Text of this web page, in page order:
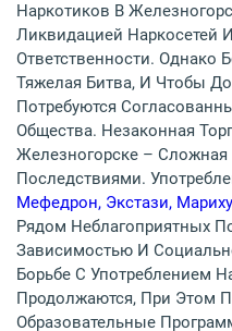
Наркотиков В
Ликвидацией Наркосетей
Ответственности. Однако
Тяжелая Битва, И Чтобы
Потребуются
Общества. Незаконная
Железногорске –
Последствиями.
Мефедрон, Экстази,
Рядом Неблагоприятных
Зависимостью И
Борьбе С Употреблением
Продолжаются, При Этом
Образовательные